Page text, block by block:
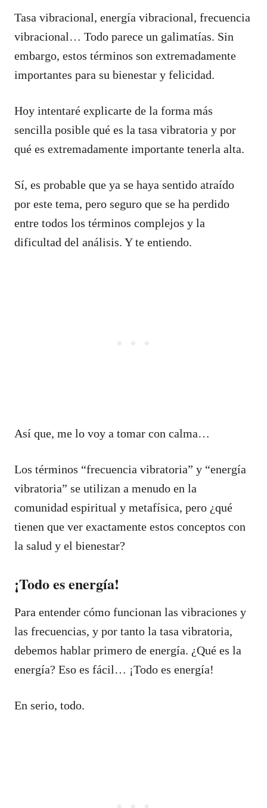
Tasa vibracional, energía vibracional, frecuencia
vibracional… Todo parece un galimatías. Sin
embargo, estos términos son extremadamente
importantes para su bienestar y felicidad.
Hoy intentaré explicarte de la forma más
sencilla posible qué es la tasa vibratoria y por
qué es extremadamente importante tenerla alta.
Sí, es probable que ya se haya sentido atraído
por este tema, pero seguro que se ha perdido
entre todos los términos complejos y la
dificultad del análisis. Y te entiendo.
Así que, me lo voy a tomar con calma…
Los términos “frecuencia vibratoria” y “energía
vibratoria” se utilizan a menudo en la
comunidad espiritual y metafísica, pero ¿qué
tienen que ver exactamente estos conceptos con
la salud y el bienestar?
¡Todo es energía!
Para entender cómo funcionan las vibraciones y
las frecuencias, y por tanto la tasa vibratoria,
debemos hablar primero de energía. ¿Qué es la
energía? Eso es fácil… ¡Todo es energía!
En serio, todo.